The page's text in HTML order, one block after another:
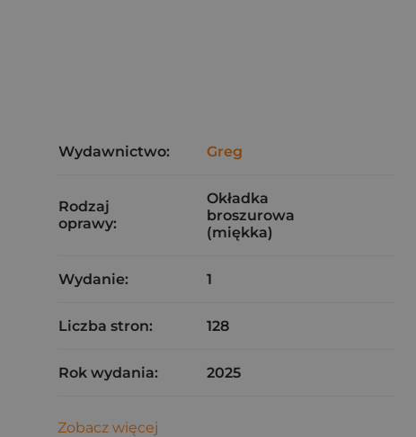
Wydawnictwo: Greg
Rodzaj
oprawy:
Okładka
broszurowa
(miękka)
Wydanie: 1
Liczba stron: 128
Rok wydania: 2025
Zobacz więcej